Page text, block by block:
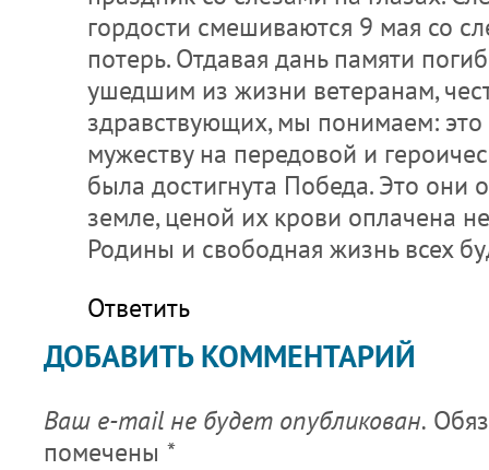
гордости смешиваются 9 мая со
потерь. Отдавая дань памяти
ушедшим из жизни ветеранам,
здравствующих, мы понимаем: это
мужеству на передовой и
была достигнута Победа. Это они
земле, ценой их крови оплачена
Родины и свободная жизнь всех
Ответить
ДОБАВИТЬ КОММЕНТАРИЙ
Ваш e-mail не будет опубликован.
помечены *